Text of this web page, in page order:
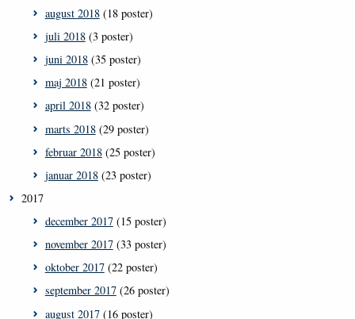
august 2018(18 poster)
juli 2018(3 poster)
juni 2018(35 poster)
maj 2018(21 poster)
april 2018(32 poster)
marts 2018(29 poster)
februar 2018(25 poster)
januar 2018(23 poster)
2017
december 2017(15 poster)
november 2017(33 poster)
oktober 2017(22 poster)
september 2017(26 poster)
august 2017(16 poster)